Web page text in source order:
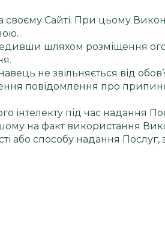
своєму Сайті. При цьому
шляхом розміщення
не звільняється від
повідомлення про
під час надання
на факт використання
або способу надання Послуг,